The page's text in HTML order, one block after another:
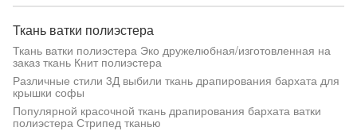
Ткань ватки полиэстера
Ткань ватки полиэстера Эко дружелюбная/изготовленная на
заказ ткань Книт полиэстера
Различные стили 3Д выбили ткань драпирования бархата для
крышки софы
Популярной красочной ткань драпирования бархата ватки
полиэстера Стрипед тканью